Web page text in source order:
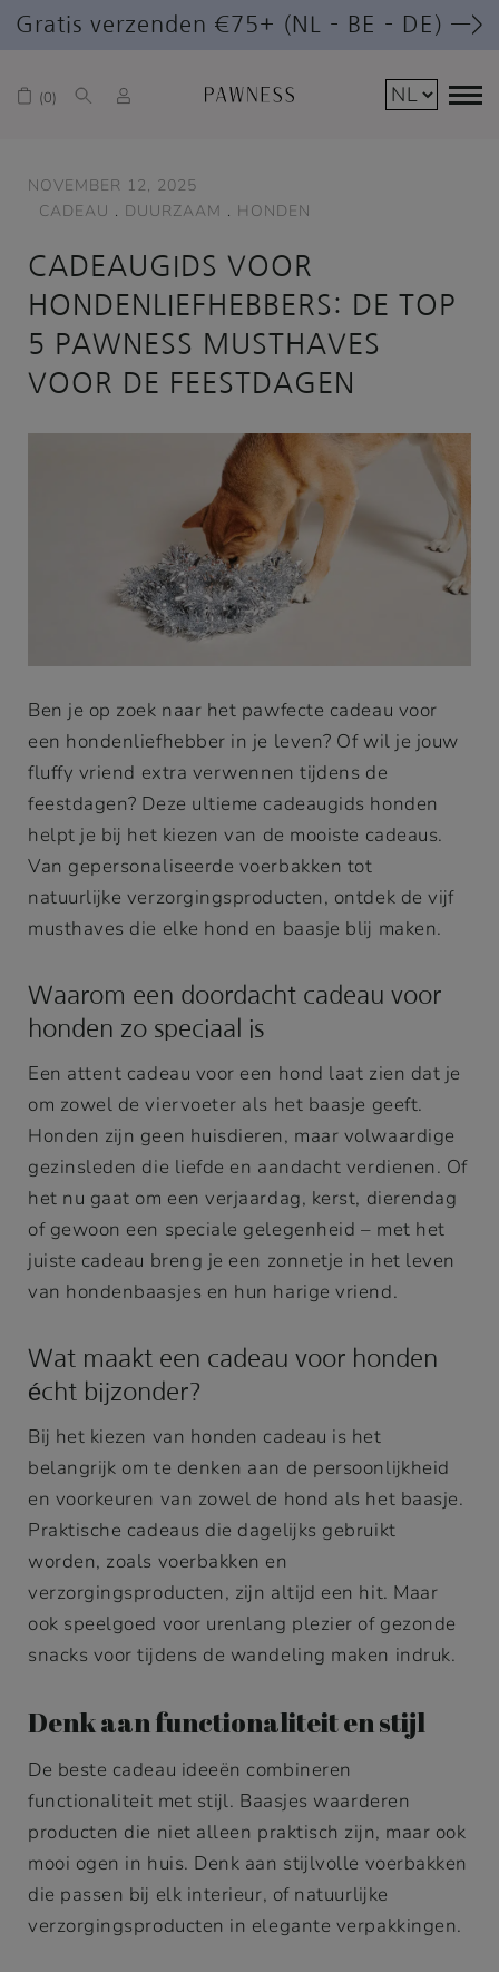
Gratis verzenden €75+ (NL – BE – DE) —>
0
NOVEMBER 12, 2025
CADEAU . DUURZAAM . HONDEN
CADEAUGIDS VOOR
HONDENLIEFHEBBERS: DE TOP
5 PAWNESS MUSTHAVES
VOOR DE FEESTDAGEN
Ben je op zoek naar het pawfecte cadeau voor
een hondenliefhebber in je leven? Of wil je jouw
fluffy vriend extra verwennen tijdens de
feestdagen? Deze ultieme cadeaugids honden
helpt je bij het kiezen van de mooiste cadeaus.
Van gepersonaliseerde voerbakken tot
natuurlijke verzorgingsproducten, ontdek de vijf
musthaves die elke hond en baasje blij maken.
Waarom een doordacht cadeau voor
honden zo speciaal is
Een attent cadeau voor een hond laat zien dat je
om zowel de viervoeter als het baasje geeft.
Honden zijn geen huisdieren, maar volwaardige
gezinsleden die liefde en aandacht verdienen. Of
het nu gaat om een verjaardag, kerst, dierendag
of gewoon een speciale gelegenheid – met het
juiste cadeau breng je een zonnetje in het leven
van hondenbaasjes en hun harige vriend.
Wat maakt een cadeau voor honden
écht bijzonder?
Bij het kiezen van honden cadeau is het
belangrijk om te denken aan de persoonlijkheid
en voorkeuren van zowel de hond als het baasje.
Praktische cadeaus die dagelijks gebruikt
worden, zoals voerbakken en
verzorgingsproducten, zijn altijd een hit. Maar
ook speelgoed voor urenlang plezier of gezonde
snacks voor tijdens de wandeling maken indruk.
Denk aan functionaliteit en stijl
De beste cadeau ideeën combineren
functionaliteit met stijl. Baasjes waarderen
producten die niet alleen praktisch zijn, maar ook
mooi ogen in huis. Denk aan stijlvolle voerbakken
die passen bij elk interieur, of natuurlijke
verzorgingsproducten in elegante verpakkingen.